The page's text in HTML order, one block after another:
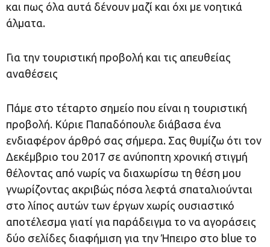
και πως όλα αυτά δένουν μαζί και όχι με νοητικά
άλματα.
Για την τουριστική προβολή και τις απευθείας
αναθέσεις
Πάμε στο τέταρτο σημείο που είναι η τουριστική
προβολή. Κύριε Παπαδόπουλε διάβασα ένα
ενδιαφέρον άρθρό σας σήμερα. Σας θυμίζω ότι τον
Δεκέμβριο του 2017 σε ανύποπτη χρονική στιγμή
θέλοντας από νωρίς να διαχωρίσω τη θέση μου
γνωρίζοντας ακριβώς πόσα λεφτά σπαταλιούνται
στο λίπος αυτών των έργων χωρίς ουσιαστικό
αποτέλεσμα γιατί για παράδειγμα το να αγοράσεις
δύο σελίδες διαφήμιση για την Ήπειρο στο blue το